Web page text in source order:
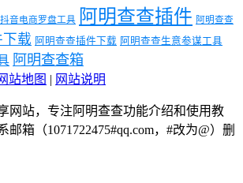
音电商罗盘工具 阿明查查插件 阿明查查
下载 阿明查查插件下载 阿明查查生意参谋工具
阿明查查箱
站地图 | 网站说明
网站，专注阿明查查功能介绍和使用教
箱（1071722475#qq.com，#改为@）删